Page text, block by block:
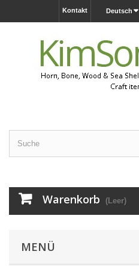
Deutsch
Kontakt
Warenkorb (Leer)
MENÜ